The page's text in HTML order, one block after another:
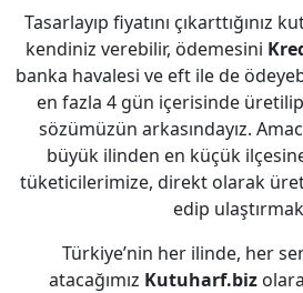
Tasarlayıp fiyatını çıkarttığınız
kendiniz verebilir, ödemesini
banka havalesi ve eft ile de
en fazla 4 gün içerisinde
sözümüzün arkasındayız.
büyük ilinden en küçük
tüketicilerimize, direkt olarak
edip
Türkiye’nin her ilinde, her
atacağımız Kutuharf.biz